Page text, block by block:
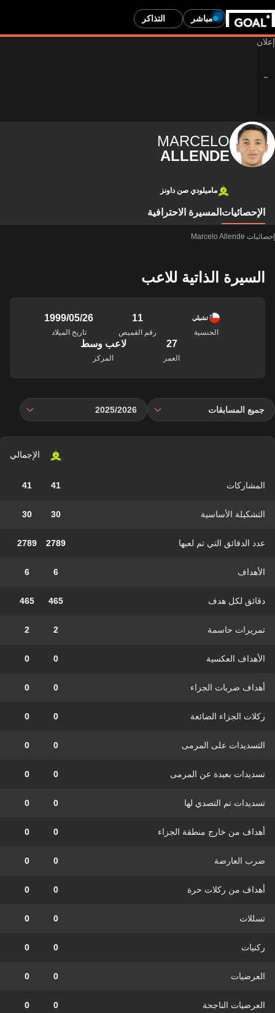
مباشر التذاكر
MARCELO
ALLENDE
ماميلودي صن داونز
الإحصائيات المسيرة الاحترافية
إحصائيات Marcelo Allende
السيرة الذاتية للاعب
تشيلي
الجنسية
11
رقم القميص
26‏/05‏/1999
تاريخ الميلاد
27
العمر
لاعب وسط
المركز
جميع المسابقات 2025/2026
الإجمالي
المشاركات 41
41
التشكيلة الأساسية 30
30
عدد الدقائق التي تم لعبها 2789
2789
الأهداف 6
6
دقائق لكل هدف 465
465
تمريرات حاسمة 2
2
الأهداف العكسية 0
0
أهداف ضربات الجزاء 0
0
ركلات الجزاء الضائعة 0
0
التسديدات على المرمى 0
0
تسديدات بعيدة عن المرمى 0
0
تسديدات تم التصدي لها 0
0
أهداف من خارج منطقة الجزاء 0
0
ضرب العارضة 0
0
أهداف من ركلات حرة 0
0
تسللات 0
0
ركنيات 0
0
العرضيات 0
0
العرضيات الناجحة 0
0